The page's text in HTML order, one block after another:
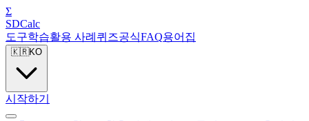
Σ
SDCalc
도구학습활용 사례 퀴즈공식FAQ용어집
🇰🇷KO
시작하기